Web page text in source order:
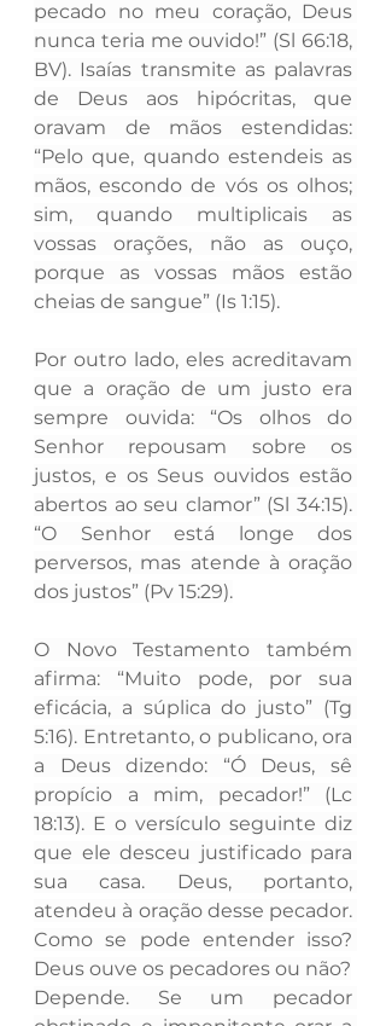
pecado no meu coração, Deus
nunca teria me ouvido!” (Sl 66:18,
BV). Isaías transmite as palavras
de Deus aos hipócritas, que
oravam de mãos estendidas:
“Pelo que, quando estendeis as
mãos, escondo de vós os olhos;
sim, quando multiplicais as
vossas orações, não as ouço,
porque as vossas mãos estão
cheias de sangue” (Is 1:15).
Por outro lado, eles acreditavam
que a oração de um justo era
sempre ouvida: “Os olhos do
Senhor repousam sobre os
justos, e os Seus ouvidos estão
abertos ao seu clamor” (Sl 34:15).
“O Senhor está longe dos
perversos, mas atende à oração
dos justos” (Pv 15:29).
O Novo Testamento também
afirma: “Muito pode, por sua
eficácia, a súplica do justo” (Tg
5:16). Entretanto, o publicano, ora
a Deus dizendo: “Ó Deus, sê
propício a mim, pecador!” (Lc
18:13). E o versículo seguinte diz
que ele desceu justificado para
sua casa. Deus, portanto,
atendeu à oração desse pecador.
Como se pode entender isso?
Deus ouve os pecadores ou não?
Depende. Se um pecador